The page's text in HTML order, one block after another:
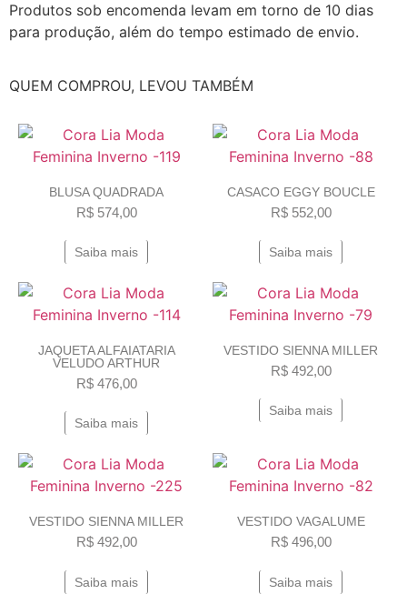
Produtos sob encomenda levam em torno de 10 dias
para produção, além do tempo estimado de envio.
QUEM COMPROU, LEVOU TAMBÉM
BLUSA QUADRADA
R$574,00
Saiba mais
CASACO EGGY BOUCLE
R$552,00
Saiba mais
JAQUETA ALFAIATARIA
VELUDO ARTHUR
R$476,00
Saiba mais
VESTIDO SIENNA MILLER
R$492,00
Saiba mais
VESTIDO SIENNA MILLER
R$492,00
Saiba mais
VESTIDO VAGALUME
R$496,00
Saiba mais